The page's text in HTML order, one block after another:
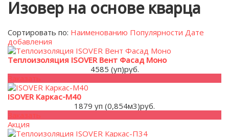
Изовер на основе кварца
Сортировать по: Наименованию Популярности Дате
добавления
Теплоизоляция ISOVER Вент Фасад Моно
4585 (уп)руб.
Заказать
ISOVER Каркас-М40
1879 уп (0,854м3)руб.
Заказать
Акция